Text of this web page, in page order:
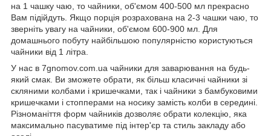
на 1 чашку чаю, то чайники, об'ємом 400-500 мл прекрасно
Вам підійдуть. Якщо порція розрахована на 2-3 чашки чаю, то
зверніть увагу на чайники, об'ємом 600-900 мл. Для
домашнього побуту найбільшою популярністю користуються
чайники від 1 літра.
У нас в 7gnomov.com.ua чайники для заварювання на будь-
який смак. Ви зможете обрати, як більш класичні чайники зі
скляними колбами і кришечками, так і чайники з бамбуковими
кришечками і стопперами на носику замість колби в середині.
Різноманіття форм чайників дозволяє обрати колекцію, яка
максимально пасуватиме під інтер'єр та стиль закладу або